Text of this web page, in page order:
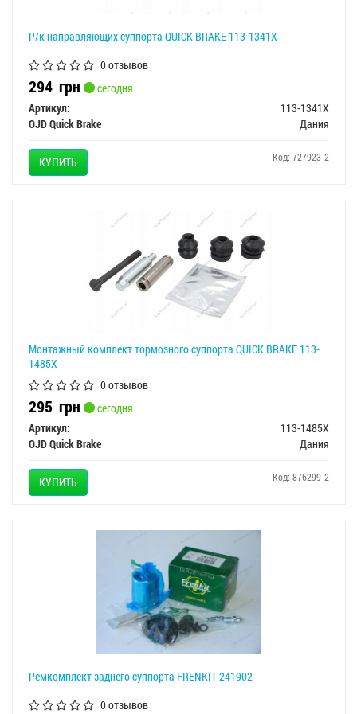
Р/к направляющих суппорта QUICK BRAKE 113-1341X
0 отзывов
294 грн
сегодня
Артикул:
113-1341X
OJD Quick Brake
Дания
КУПИТЬ Код: 727923-2
Монтажный комплект тормозного суппорта QUICK BRAKE 113-
1485X
0 отзывов
295 грн
сегодня
Артикул:
113-1485X
OJD Quick Brake
Дания
КУПИТЬ Код: 876299-2
Ремкомплект заднего суппорта FRENKIT 241902
0 отзывов